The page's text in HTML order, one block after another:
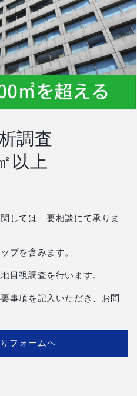
調査
以上
しては 要相談にて承りま
プを含みます。
目視調査を行います。
事項を記入いただき、お問
フォームへ